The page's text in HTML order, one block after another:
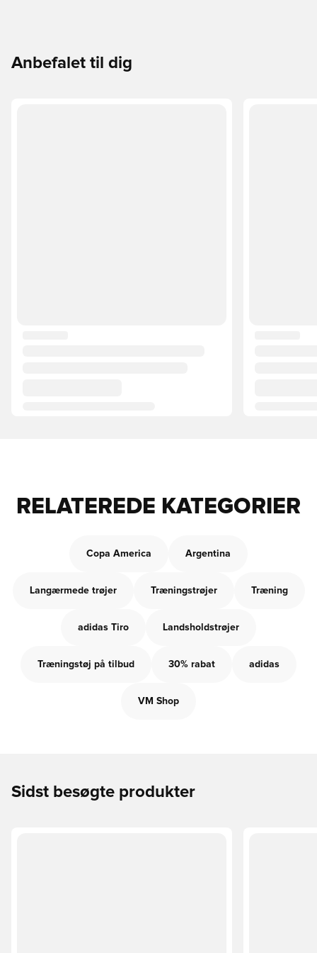
Anbefalet til dig
RELATEREDE KATEGORIER
Copa America Argentina
Langærmede trøjer Træningstrøjer Træning
adidas Tiro Landsholdstrøjer
Træningstøj på tilbud 30% rabat adidas
VM Shop
Sidst besøgte produkter